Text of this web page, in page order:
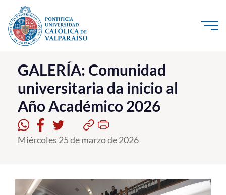
Click acá para ir directamente al contenido
La Universidad
Investigación, Creación e Innovación
PUCV Internacional
Vinculación con el Medio
Pregrado
GALERÍA: Comunidad
universitaria da inicio al
Año Académico 2026
Miércoles 25 de marzo de 2026